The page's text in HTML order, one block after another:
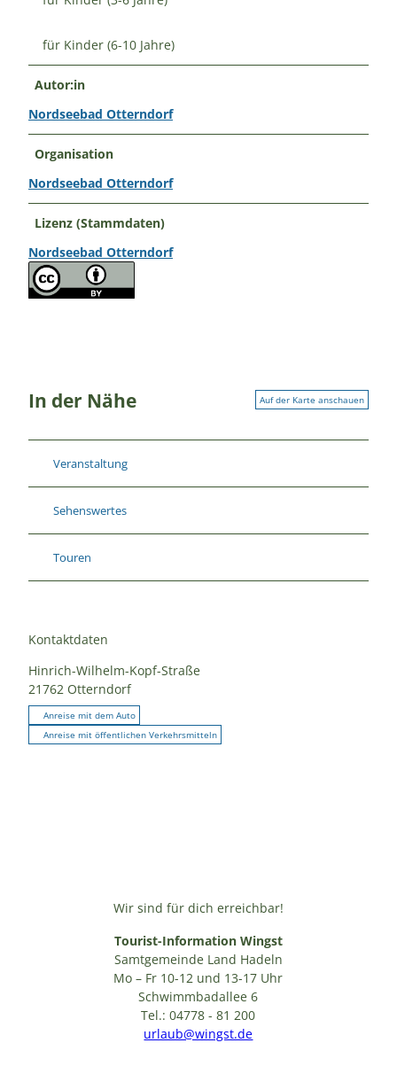
für Kinder (6-10 Jahre)
Autor:in
Nordseebad Otterndorf
Organisation
Nordseebad Otterndorf
Lizenz (Stammdaten)
Nordseebad Otterndorf
In der Nähe Auf der Karte anschauen
Veranstaltung
Sehenswertes
Touren
Kontaktdaten
Hinrich-Wilhelm-Kopf-Straße
21762 Otterndorf
Anreise mit dem Auto
Anreise mit öffentlichen Verkehrsmitteln
Wir sind für dich erreichbar!
Tourist-Information Wingst
Samtgemeinde Land Hadeln
Mo – Fr 10-12 und 13-17 Uhr
Schwimmbadallee 6
Tel.: 04778 - 81 200
urlaub@wingst.de